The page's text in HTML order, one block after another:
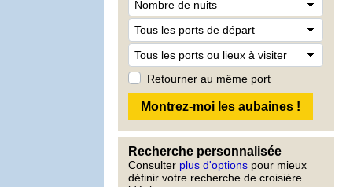
Retourner au même port
Recherche personnalisée
Consulter plus d'options pour mieux
définir votre recherche de croisière